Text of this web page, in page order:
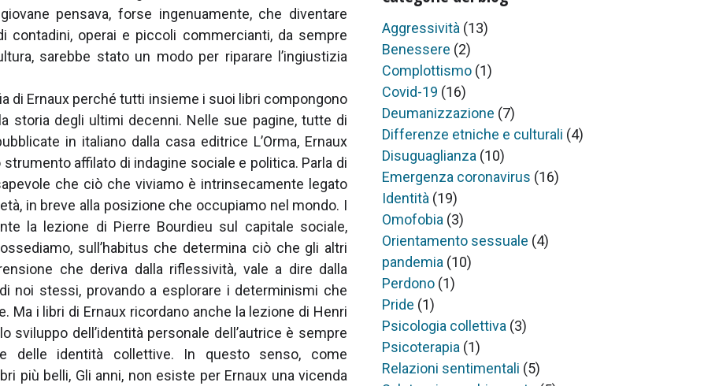
pensava, forse ingenuamente, che diventare
operai e piccoli commercianti, da sempre
sarebbe stato un modo per riparare l’ingiustizia
di Ernaux perché tutti insieme i suoi libri compongono
storia degli ultimi decenni. Nelle sue pagine, tutte di
in italiano dalla casa editrice L’Orma, Ernaux
affilato di indagine sociale e politica. Parla di
che ciò che viviamo è intrinsecamente legato
in breve alla posizione che occupiamo nel mondo. I
la lezione di Pierre Bourdieu sul capitale sociale,
sull’habitus che determina ciò che gli altri
che deriva dalla riflessività, vale a dire dalla
noi stessi, provando a esplorare i determinismi che
Ma i libri di Ernaux ricordano anche la lezione di Henri
sviluppo dell’identità personale dell’autrice è sempre
e delle identità collettive. In questo senso, come
più belli, Gli anni, non esiste per Ernaux una vicenda
Aggressività (13)
Benessere (2)
Complottismo (1)
Covid-19 (16)
Deumanizzazione (7)
Differenze etniche e culturali (4)
Disuguaglianza (10)
Emergenza coronavirus (16)
Identità (19)
Omofobia (3)
Orientamento sessuale (4)
pandemia (10)
Perdono (1)
Pride (1)
Psicologia collettiva (3)
Psicoterapia (1)
Relazioni sentimentali (5)